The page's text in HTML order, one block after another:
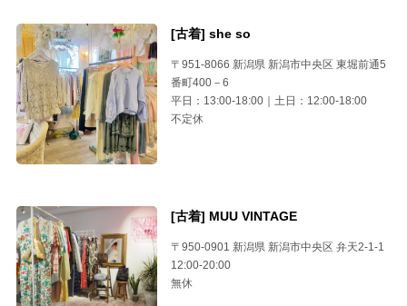
[古着] she so
〒951-8066 新潟県 新潟市中央区 東堀前通5
番町400－6
平日：13:00-18:00｜土日：12:00-18:00
不定休
[古着] MUU VINTAGE
〒950-0901 新潟県 新潟市中央区 弁天2-1-1
12:00-20:00
無休